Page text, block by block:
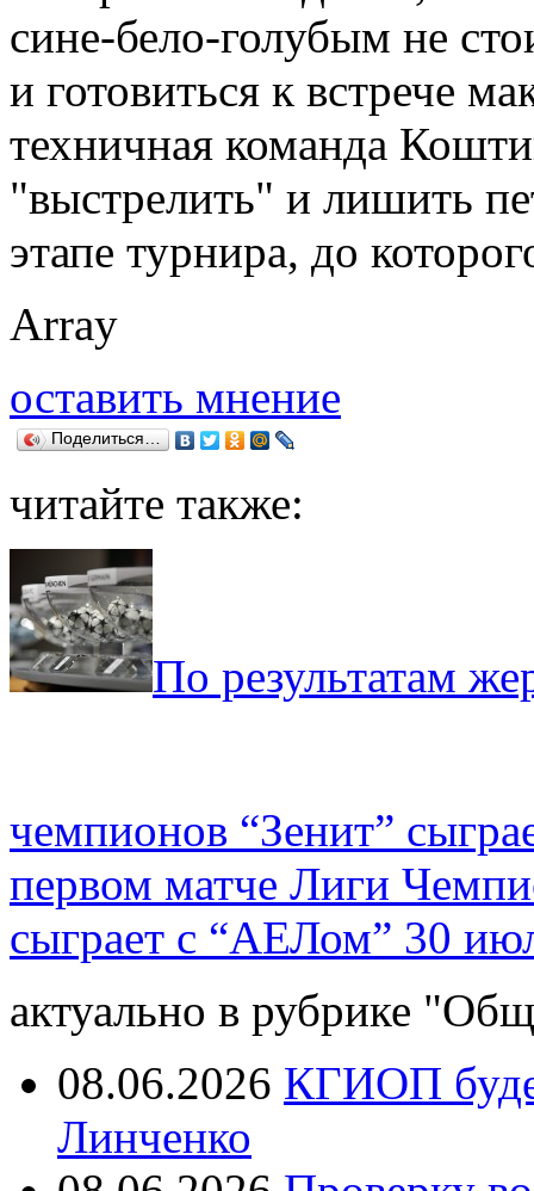
сине-бело-голубым не
и готовиться к встрече
техничная команда
"выстрелить" и лишить
этапе турнира, до
Array
оставить мнение
Поделиться…
читайте также:
По результатам
чемпионов “Зенит”
первом матче Лиги
сыграет с “АЕЛом” 30
актуально в рубрике
08.06.2026 КГИОП
Линченко